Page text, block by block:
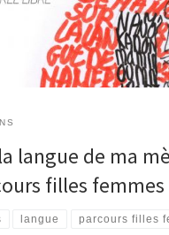
t-on ? la langue des mots ou
langue de ma
filles
langue parcours filles